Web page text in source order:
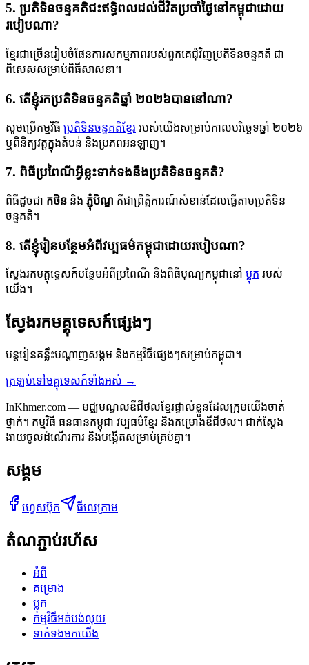
5. ប្រតិទិនចន្ទគតិជះឥទ្ធិពលដល់ជីវិតប្រចាំថ្ងៃនៅកម្ពុជាដោយ
របៀបណា?
ខ្មែរជាច្រើនរៀបចំផែនការសកម្មភាពរបស់ពួកគេជុំវិញប្រតិទិនចន្ទគតិ ជា
ពិសេសសម្រាប់ពិធីសាសនា។
6. តើខ្ញុំរកប្រតិទិនចន្ទគតិឆ្នាំ ២០២៦បាននៅណា?
សូមប្រើកម្មវិធី ប្រតិទិនចន្ទគតិខ្មែរ របស់យើងសម្រាប់កាលបរិច្ឆេទឆ្នាំ ២០២៦
ឬពិនិត្យវត្តក្នុងតំបន់ និងប្រភពអនឡាញ។
7. ពិធីប្រពៃណីអ្វីខ្លះទាក់ទងនឹងប្រតិទិនចន្ទគតិ?
ពិធីដូចជា កថិន និង ភ្ជុំបិណ្ឌ គឺជាព្រឹត្តិការណ៍សំខាន់ដែលធ្វើតាមប្រតិទិន
ចន្ទគតិ។
8. តើខ្ញុំរៀនបន្ថែមអំពីវប្បធម៌កម្ពុជាដោយរបៀបណា?
ស្វែងរកមគ្គុទ្ទេសក៍បន្ថែមអំពីប្រពៃណី និងពិធីបុណ្យកម្ពុជានៅ ប្លុក របស់
យើង។
ស្វែងរកមគ្គុទេសក៍ផ្សេងៗ
បន្តរៀនគន្លឹះបណ្ដាញសង្គម និងកម្មវិធីផ្សេងៗសម្រាប់កម្ពុជា។
ត្រឡប់ទៅមគ្គុទេសក៍ទាំងអស់ →
InKhmer.com — មជ្ឈមណ្ឌលឌីជីថលខ្មែរផ្ទាល់ខ្លួនដែលក្រុមយើងចាត់
ថ្នាក់។ កម្មវិធី ធនធានកម្ពុជា វប្បធម៌ខ្មែរ និងគម្រោងឌីជីថល។ ជាក់ស្តែង
ងាយចូលដំណើរការ និងបង្កើតសម្រាប់គ្រប់គ្នា។
សង្គម
ហ្វេសប៊ុក ធីលេក្រាម
តំណភ្ជាប់រហ័ស
អំពី
គម្រោង
ប្លុក
កម្មវិធីអត់បង់លុយ
ទាក់ទងមកយើង